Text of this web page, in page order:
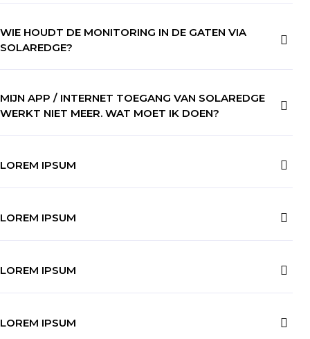
WIE HOUDT DE MONITORING IN DE GATEN VIA
SOLAREDGE?
MIJN APP / INTERNET TOEGANG VAN SOLAREDGE
WERKT NIET MEER. WAT MOET IK DOEN?
LOREM IPSUM
LOREM IPSUM
LOREM IPSUM
LOREM IPSUM